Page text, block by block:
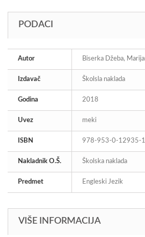
PODACI
Autor Biserka Džeba,
Izdavač Školsla naklada
Godina 2018
Uvez meki
ISBN 978-953-0-12935-1
Nakladnik O.Š. Školska naklada
Predmet Engleski Jezik
VIŠE INFORMACIJA